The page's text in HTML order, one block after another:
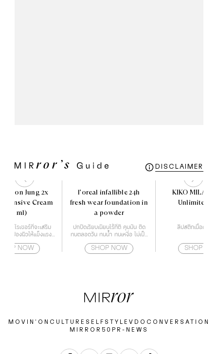
DISCLAIMER
Soon Jung 2x
Cream
(60 ml)
จอร์ไรเซอร์ที่จะเสริม
ะปกป้องผิวให้แข็งแรง
NOW
l'oreal infallible 24h
fresh wear foundation in
a powder
ปกปิดเรียบเนียนไร้ที่ติ คุมมัน ติด
ทนตลอดวัน ทนน้ำ ทนเหงื่อ ไม่เป็น
SHOP NOW
KIKO
Unlimited
ลิปสติกเนื้อครีม
SHOP
MOVIN’ON CULTURE SELF STYLE VDO CONVERSATION
MIRROR50 PR-NEWS